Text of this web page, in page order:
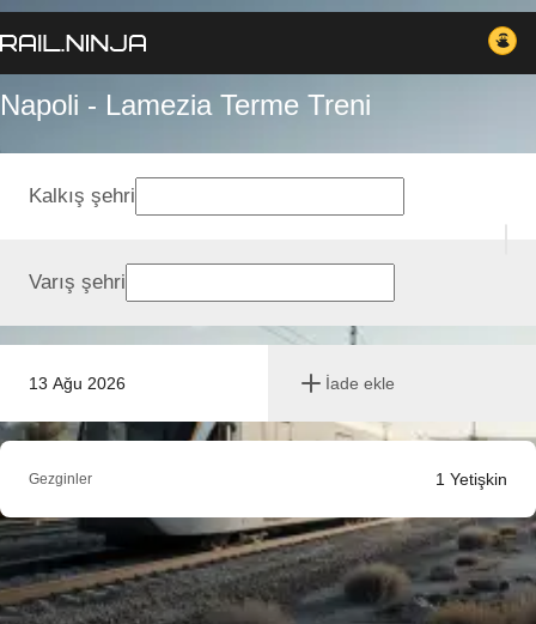
Napoli - Lamezia Terme Treni
13 Ağu 2026 İade ekle
Kalkış şehri
Varış şehri
Gezginler 1 Yetişkin